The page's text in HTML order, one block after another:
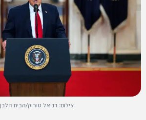
צילום: דניאל טורוק/הבית הלבן